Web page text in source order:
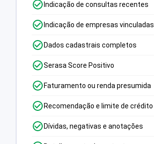
Indicação de consultas recentes
Indicação de empresas vinculadas
Dados cadastrais completos
Serasa Score Positivo
Faturamento ou renda presumida
Recomendação e limite de crédito
Dívidas, negativas e anotações